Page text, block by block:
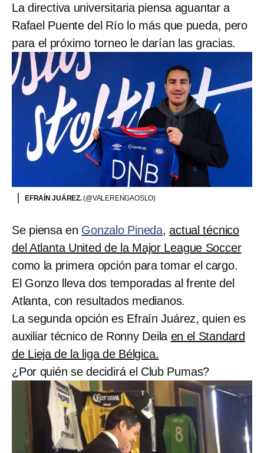
La directiva universitaria piensa aguantar a
Rafael Puente del Río lo más que pueda, pero
para el próximo torneo le darían las gracias.
EFRAÍN JUÁREZ.(@VALERENGAOSLO)
Se piensa en Gonzalo Pineda,actual técnico
del Atlanta United de la Major League Soccer
como la primera opción para tomar el cargo.
El Gonzo lleva dos temporadas al frente del
Atlanta, con resultados medianos.
La segunda opción es Efraín Juárez, quien es
auxiliar técnico de Ronny Deila en el Standard
de Lieja de la liga de Bélgica.
¿Por quién se decidirá el Club Pumas?